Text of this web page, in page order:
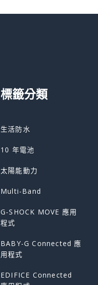
標籤分類
生活防水
10 年電池
太陽能動力
Multi-Band
G-SHOCK MOVE 應用
程式
BABY-G Connected 應
用程式
EDIFICE Connected